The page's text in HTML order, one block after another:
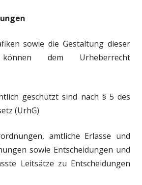
sowie die Gestaltung dieser
dem Urheberrecht
geschützt sind nach § 5 des
(UrhG)
amtliche Erlasse und
sowie Entscheidungen und
Leitsätze zu Entscheidungen